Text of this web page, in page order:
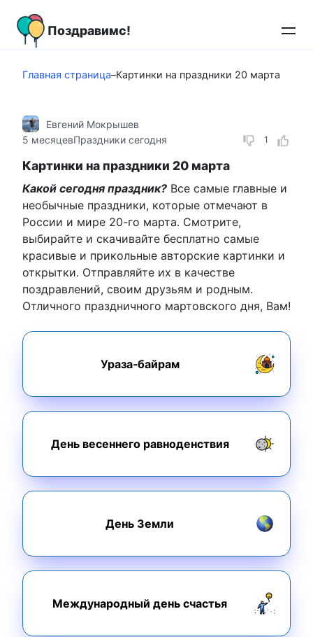
контенту
Поздравимс!
Главная страница–Картинки на праздники 20 марта
1
Евгений Мокрышев
5 месяцевПраздники сегодня
Картинки на праздники 20 марта
Какой сегодня праздник? Все самые главные и
необычные праздники, которые отмечают в
России и мире 20-го марта. Смотрите,
выбирайте и скачивайте бесплатно самые
красивые и прикольные авторские картинки и
открытки. Отправляйте их в качестве
поздравлений, своим друзьям и родным.
Отличного праздничного мартовского дня, Вам!
Ураза‑байрам
День весеннего равноденствия
День Земли
Международный день счастья